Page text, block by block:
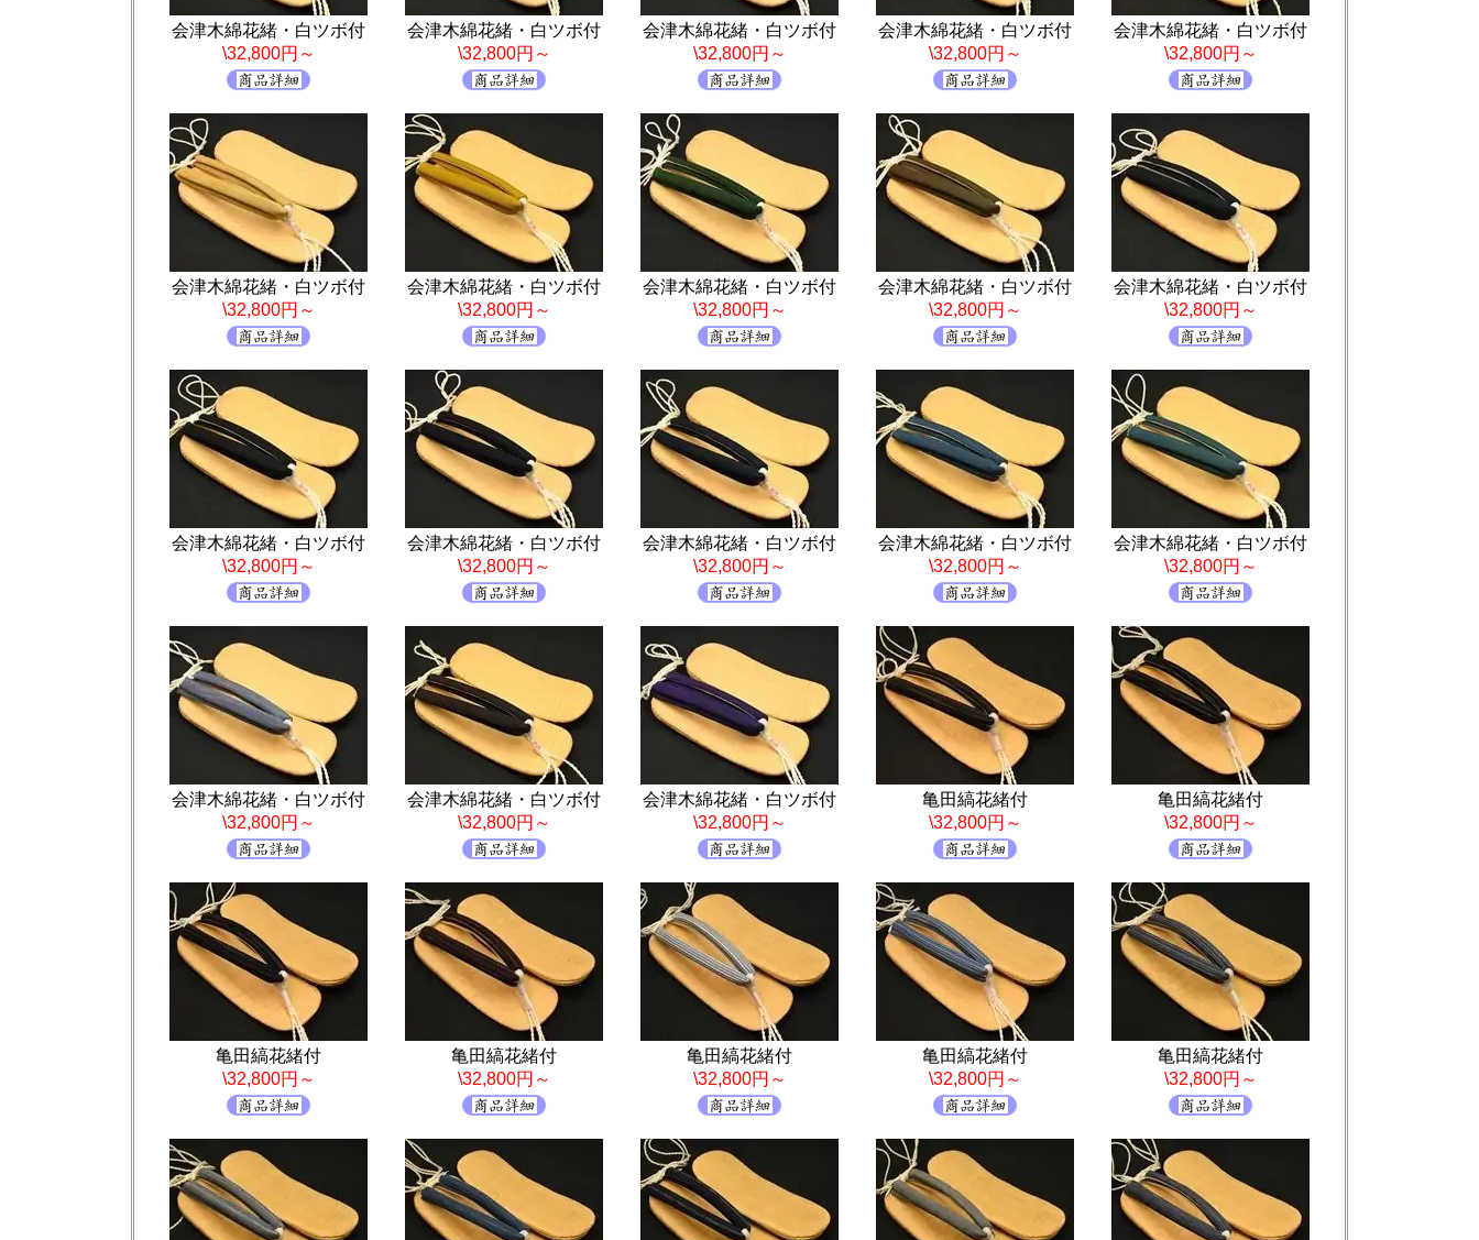
会津木綿花緒・白ツボ付
\32,800円～
会津木綿花緒・白ツボ付
\32,800円～
会津木綿花緒・白ツボ付
\32,800円～
会津木綿花緒・白ツボ付
\32,800円～
会津木綿花緒・白ツボ付
\32,800円～
会津木綿花緒・白ツボ付
\32,800円～
会津木綿花緒・白ツボ付
\32,800円～
会津木綿花緒・白ツボ付
\32,800円～
会津木綿花緒・白ツボ付
\32,800円～
会津木綿花緒・白ツボ付
\32,800円～
会津木綿花緒・白ツボ付
\32,800円～
会津木綿花緒・白ツボ付
\32,800円～
会津木綿花緒・白ツボ付
\32,800円～
会津木綿花緒・白ツボ付
\32,800円～
会津木綿花緒・白ツボ付
\32,800円～
会津木綿花緒・白ツボ付
\32,800円～
会津木綿花緒・白ツボ付
\32,800円～
会津木綿花緒・白ツボ付
\32,800円～
亀田縞花緒付
\32,800円～
亀田縞花緒付
\32,800円～
亀田縞花緒付
\32,800円～
亀田縞花緒付
\32,800円～
亀田縞花緒付
\32,800円～
亀田縞花緒付
\32,800円～
亀田縞花緒付
\32,800円～